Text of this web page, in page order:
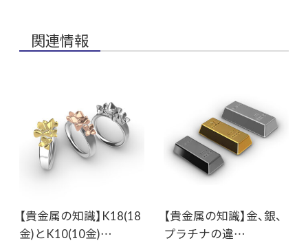
関連情報
【貴金属の知識】K18(18
金)とK10(10金)…
【貴金属の知識】金、銀、
プラチナの違…